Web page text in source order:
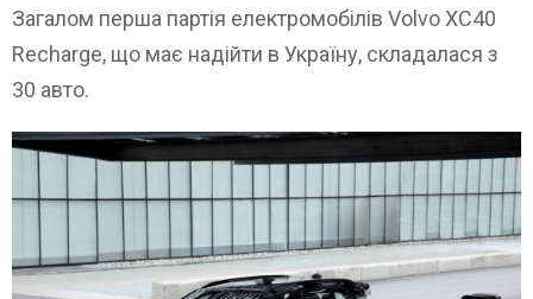
Загалом перша партія електромобілів Volvo XC40
Recharge, що має надійти в Україну, складалася з
30 авто.